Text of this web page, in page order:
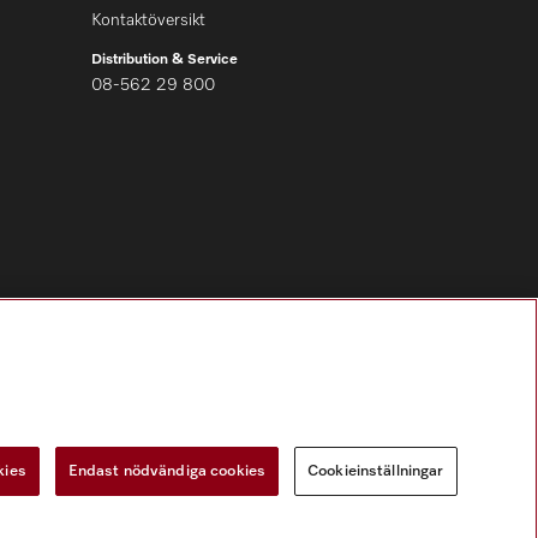
Kontaktöversikt
Distribution & Service
08-562 29 800
Endast nödvändiga cookies Cookieinställningar